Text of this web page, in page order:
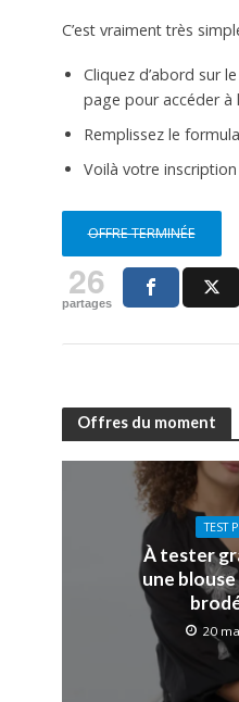
C’est vraiment très
Cliquez d’abord sur
page pour accéder à
Remplissez le
Voilà votre
OFFRE TERMINÉE
26
partages
Offres du moment
TEST
À tester
une
20